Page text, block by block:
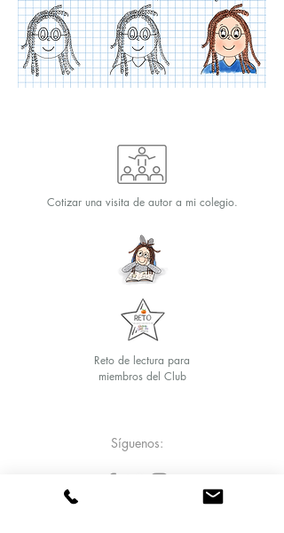
Cotizar una visita de autor a mi colegio.
Reto de lectura para
miembros del Club
Síguenos: